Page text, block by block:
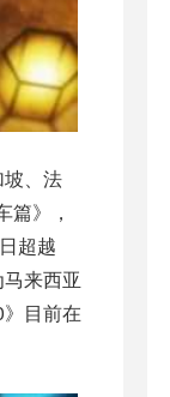
、法
篇》，
超越
来西亚
目前在